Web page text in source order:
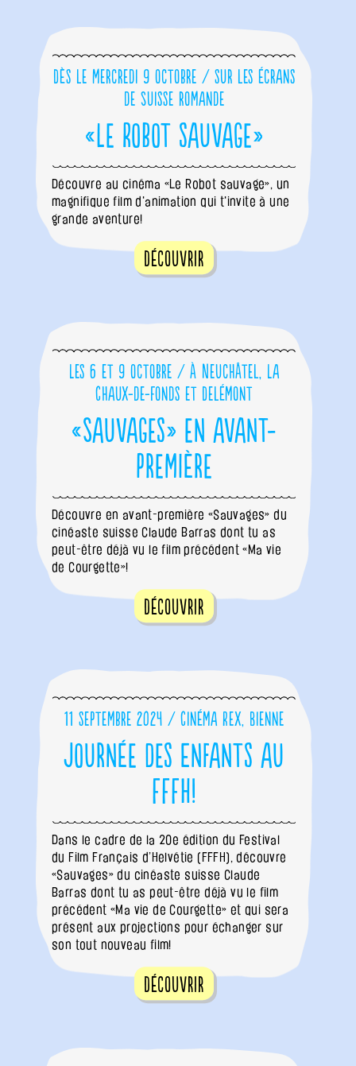
Dès le mercredi 9 octobre / sur les écrans
de Suisse romande
«Le Robot sauvage»
Découvre au cinéma «Le Robot sauvage», un
magnifique film d'animation qui t'invite à une
grande aventure!
Découvrir
Les 6 et 9 octobre / à Neuchâtel, La
Chaux-de-Fonds et Delémont
«Sauvages» en avant-
première
Découvre en avant-première «Sauvages» du
cinéaste suisse Claude Barras dont tu as
peut-être déjà vu le film précédent «Ma vie
de Courgette»!
Découvrir
11 septembre 2024 / Cinéma Rex, Bienne
Journée des Enfants au
FFFH!
Dans le cadre de la 20e édition du Festival
du Film Français d’Helvétie (FFFH), découvre
«Sauvages» du cinéaste suisse Claude
Barras dont tu as peut-être déjà vu le film
précédent «Ma vie de Courgette» et qui sera
présent aux projections pour échanger sur
son tout nouveau film!
Découvrir